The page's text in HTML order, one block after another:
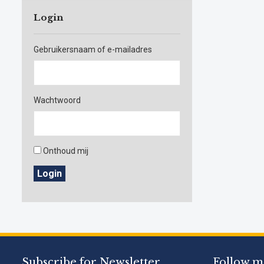
Login
Gebruikersnaam of e-mailadres
Wachtwoord
Onthoud mij
Login